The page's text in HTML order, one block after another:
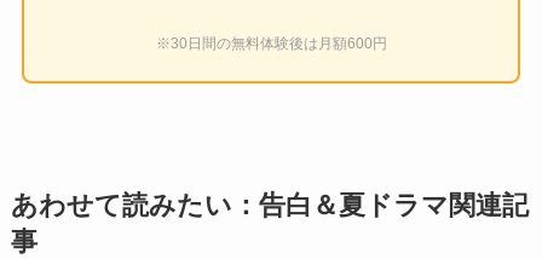
※30日間の無料体験後は月額600円
あわせて読みたい：告白＆夏ドラマ関連記
事